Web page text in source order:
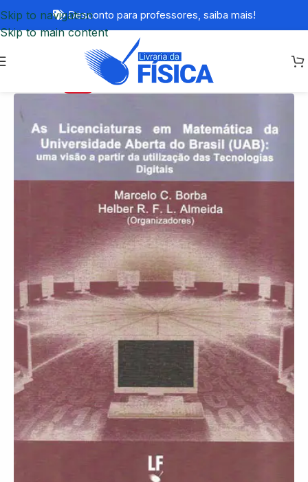
Skip to navigation
Skip to main content
Desconto para professores, saiba mais!